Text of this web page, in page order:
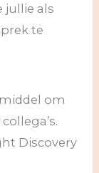
jullie als
te
om
Discovery